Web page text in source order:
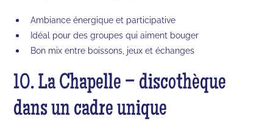
Ambiance énergique et participative
Idéal pour des groupes qui aiment bouger
Bon mix entre boissons, jeux et échanges
10. La Chapelle – discothèque
dans un cadre unique